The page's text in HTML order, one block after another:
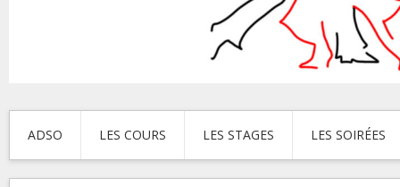
ADSO LES COURS LES STAGES LES SOIRÉES